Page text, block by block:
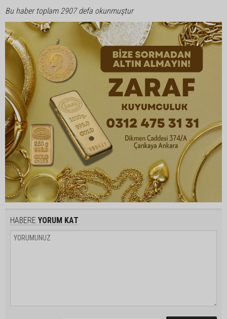
Bu haber toplam 2907 defa okunmuştur
HABERE YORUM KAT